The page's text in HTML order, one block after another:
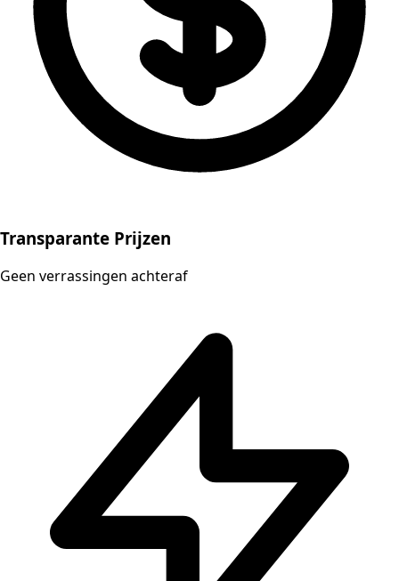
Transparante Prijzen
Geen verrassingen achteraf